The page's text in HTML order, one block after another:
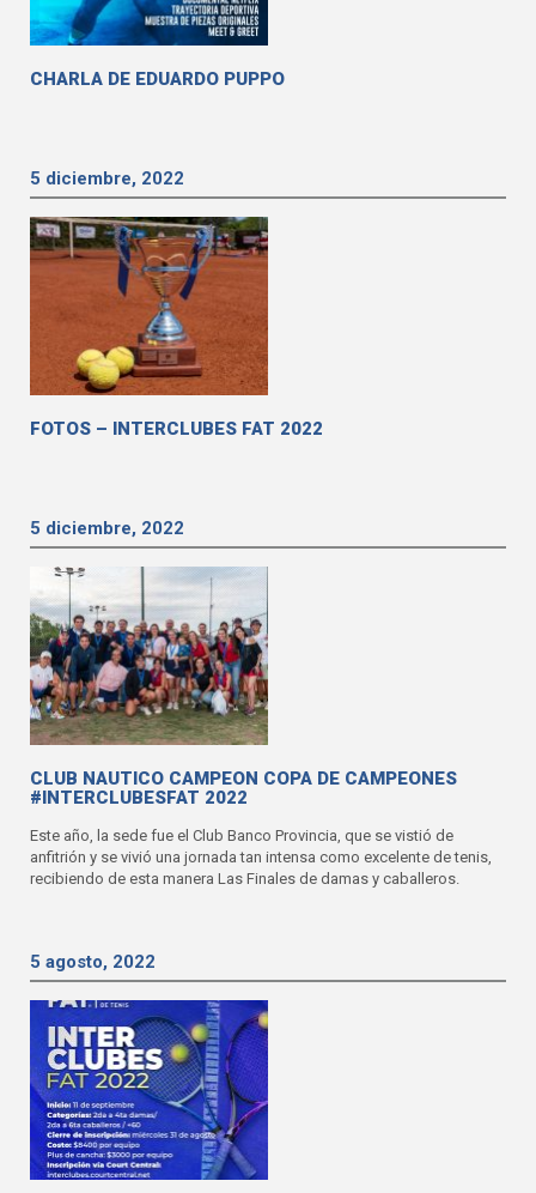
CHARLA DE EDUARDO PUPPO
5 diciembre, 2022
FOTOS – INTERCLUBES FAT 2022
5 diciembre, 2022
CLUB NAUTICO CAMPEON COPA DE CAMPEONES
#INTERCLUBESFAT 2022
Este año, la sede fue el Club Banco Provincia, que se vistió de
anfitrión y se vivió una jornada tan intensa como excelente de tenis,
recibiendo de esta manera Las Finales de damas y caballeros.
5 agosto, 2022